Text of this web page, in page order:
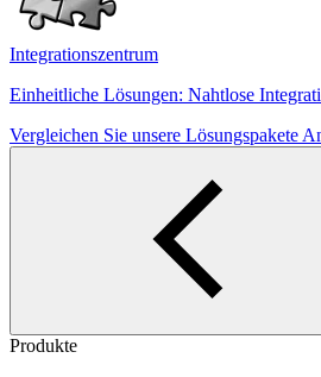
Integrationszentrum
Einheitliche Lösungen: Nahtlose
Vergleichen Sie unsere Lösungspakete
Produkte